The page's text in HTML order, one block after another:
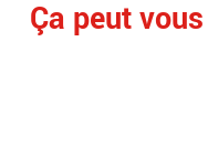
Ça peut